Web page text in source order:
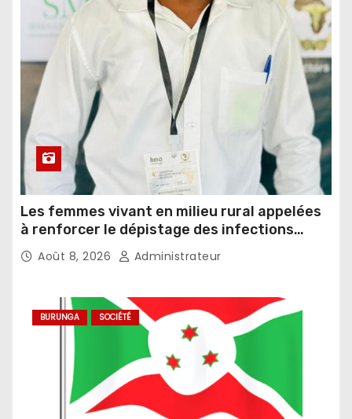
Les femmes vivant en milieu rural appelées
à renforcer le dépistage des infections
sexuellement transmissibles
Août 8, 2026 Administrateur
BURUNGA SOCIÉTÉ